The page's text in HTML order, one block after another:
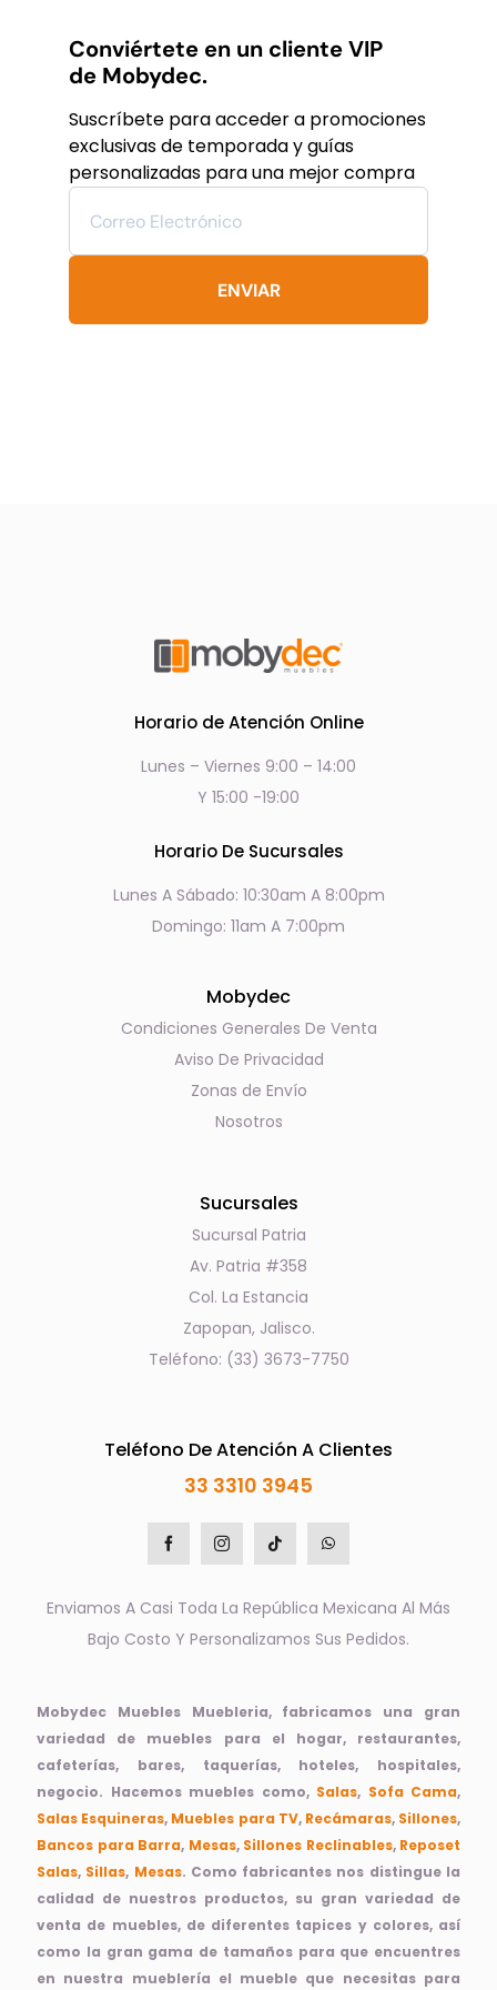
variantes.
Las
se
pueden
elegir
en
de
Conviértete en un cliente VIP
de Mobydec.
Suscríbete para acceder a promociones
exclusivas de temporada y guías
personalizadas para una mejor compra
ENVIAR
Horario de Atención Online
Lunes – Viernes 9:00 – 14:00
Y 15:00 -19:00
Horario De Sucursales
Lunes A Sábado: 10:30am A 8:00pm
Domingo: 11am A 7:00pm
Mobydec
Condiciones Generales De Venta
Aviso De Privacidad
Zonas de Envío
Nosotros
Sucursales
Sucursal Patria
Av. Patria #358
Col. La Estancia
Zapopan, Jalisco.
Teléfono: (33) 3673-7750
Teléfono De Atención A Clientes
33 3310 3945
Enviamos A Casi Toda La República Mexicana Al Más
Bajo Costo Y Personalizamos Sus Pedidos.
Mobydec Muebles Muebleria, fabricamos una gran
variedad de muebles para el hogar, restaurantes,
cafeterías, bares, taquerías, hoteles, hospitales,
negocio. Hacemos muebles como, Salas, Sofa Cama,
Salas Esquineras, Muebles para TV, Recámaras, Sillones,
Bancos para Barra, Mesas, Sillones Reclinables, Reposet
Salas, Sillas, Mesas. Como fabricantes nos distingue la
calidad de nuestros productos, su gran variedad de
venta de muebles, de diferentes tapices y colores, así
como la gran gama de tamaños para que encuentres
en nuestra mueblería el mueble que necesitas para